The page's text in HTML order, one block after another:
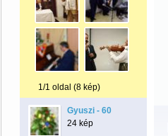
1/1 oldal (8 kép)
Gyuszi - 60
24 kép